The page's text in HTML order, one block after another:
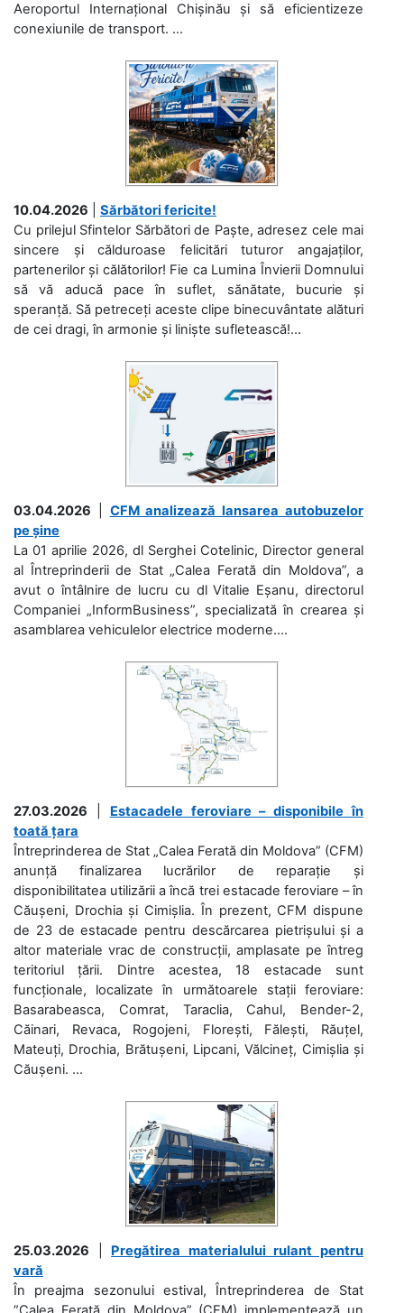
Aeroportul Internațional Chișinău și să eficientizeze
conexiunile de transport. ...
10.04.2026
Sărbători fericite!
Cu prilejul Sfintelor Sărbători de Paște, adresez cele mai
sincere și călduroase felicitări tuturor angajaților,
partenerilor și călătorilor! Fie ca Lumina Învierii Domnului
să vă aducă pace în suflet, sănătate, bucurie și
speranță. Să petreceți aceste clipe binecuvântate alături
de cei dragi, în armonie și liniște sufletească!...
03.04.2026
CFM analizează lansarea autobuzelor
pe șine
La 01 aprilie 2026, dl Serghei Cotelinic, Director general
al Întreprinderii de Stat „Calea Ferată din Moldova”, a
avut o întâlnire de lucru cu dl Vitalie Eșanu, directorul
Companiei „InformBusiness”, specializată în crearea și
asamblarea vehiculelor electrice moderne....
27.03.2026
Estacadele feroviare – disponibile în
toată țara
Întreprinderea de Stat „Calea Ferată din Moldova” (CFM)
anunță finalizarea lucrărilor de reparație și
disponibilitatea utilizării a încă trei estacade feroviare – în
Căușeni, Drochia și Cimișlia. În prezent, CFM dispune
de 23 de estacade pentru descărcarea pietrișului și a
altor materiale vrac de construcții, amplasate pe întreg
teritoriul țării. Dintre acestea, 18 estacade sunt
funcționale, localizate în următoarele stații feroviare:
Basarabeasca, Comrat, Taraclia, Cahul, Bender-2,
Căinari, Revaca, Rogojeni, Florești, Fălești, Răuțel,
Mateuți, Drochia, Brătușeni, Lipcani, Vălcineț, Cimișlia și
Căușeni. ...
25.03.2026
Pregătirea materialului rulant pentru
vară
În preajma sezonului estival, Întreprinderea de Stat